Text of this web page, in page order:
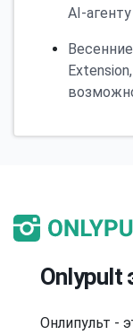
AI-агенту
Onlypult
Онлипульт -